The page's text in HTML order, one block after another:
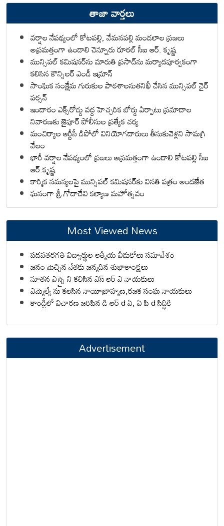
తాజా వార్తలు
వర్షాల నేపథ్యంలో కోటపల్లి, వేమనపల్లి మండలాల ప్రజలు
అప్రమత్తంగా ఉండాలి చెన్నూరు రూరల్ సీఐ ఆర్. కృష్ణ
మున్సిపల్ కమిషనర్‌ను మారుతి ప్రసాద్‌ను మర్యాదపూర్వకంగా
కలిసిన కౌన్సిలర్ ఎండీ ఇమ్రాన్ ​
సాంఘిక సంక్షేమ గురుకుల పాఠశాలనుతనిఖీ చేసిన మున్సిపల్ చైర్
పర్సన్
ఇందారం ఎక్స్‌రోడ్డు వద్ద హెచ్చరిక బోర్డు ఏర్పాటు ప్రమాదాల
నివారణకు జైపూర్ పోలీసుల ప్రత్యేక చర్య
మంచిర్యాల ఆర్టీసీ డిపోలో వినియోగదారులు తీసుకువెళ్లని సామగ్రి
వేలం
భారీ వర్షాల నేపథ్యంలో ప్రజలు అప్రమత్తంగా ఉండాలి కోటపల్లి సీఐ
ఆర్.కృష్ణ
కార్మిక సమస్యలపై మున్సిపల్ కమిషనర్‌కు వినతి పత్రం అందజేత
ఘనంగా శ్రీ గోదాదేవి కల్యాణ మహోత్సవం
Most Viewed News
పదవతరగతి విద్యార్థుల ఆత్మీయ వీడుకోలు సమావేశం
జనం మెచ్చిన నేతకు జన్మదిన శుభాకాంక్షలు
నూతన ఎస్సై ని కలిసిన ఎస్ ఆర్ ఎ నాయకులు
ఎమ్మెల్యే ను కలసిన నాయీబ్రాహ్మణ,రజక సంఘ నాయకులు
కాండ్లీలో విచారణ జరిపిన డి ఆర్ d ఏ, ఏ పి d సిద్ధికి
Advertisement